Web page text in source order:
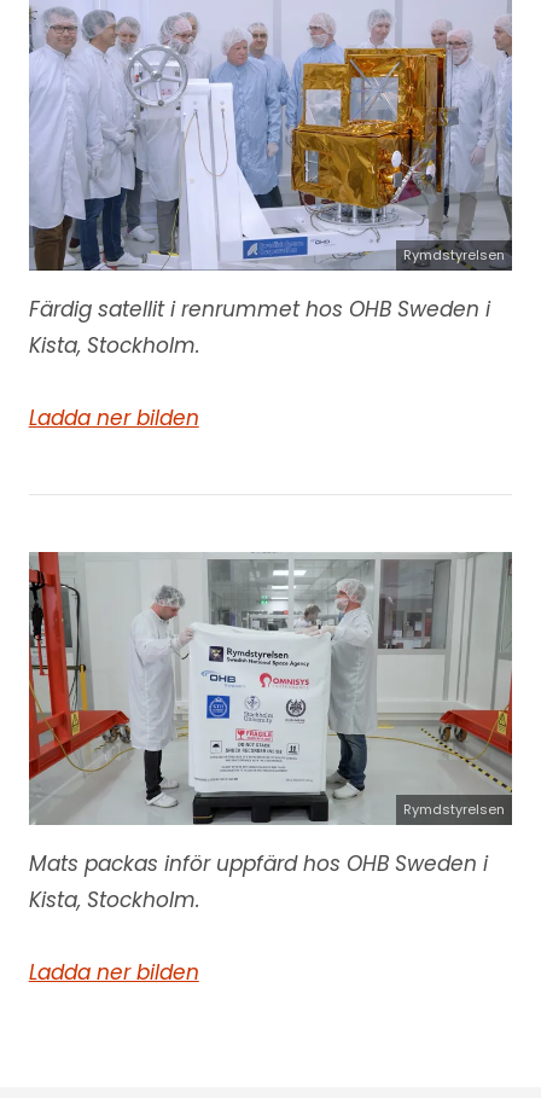
Rymdstyrelsen
Färdig satellit i renrummet hos OHB Sweden i
Kista, Stockholm.
Ladda ner bilden
Rymdstyrelsen
Mats packas inför uppfärd hos OHB Sweden i
Kista, Stockholm.
Ladda ner bilden